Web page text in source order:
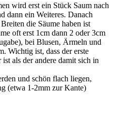
wird erst ein Stück Saum nach
dann ein Weiteres. Danach
die Säume haben ist
oft erst 1cm dann 2 oder 3cm
bei Blusen, Ärmeln und
Wichtig ist, dass der erste
als der andere damit sich in
und schön flach liegen,
(etwa 1-2mm zur Kante)